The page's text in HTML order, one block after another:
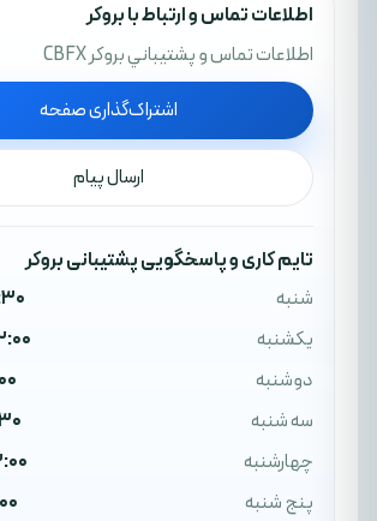
اطلاعات تماس و ارتباط با بروکر
اطلاعات تماس و پشتيباني بروکر CBFX
اشتراک‌گذاری صفحه
ارسال پیام
تایم کاری و پاسخگویی پشتیبانی بروکر
شنبه
01:30
یکشنبه
02:00
دوشنبه
سه شنبه
چهارشنبه
03:00
پنج شنبه